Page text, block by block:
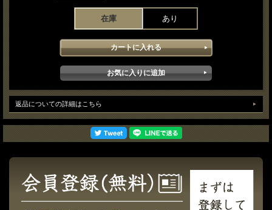
在庫 あり
返品についての詳細はこちら